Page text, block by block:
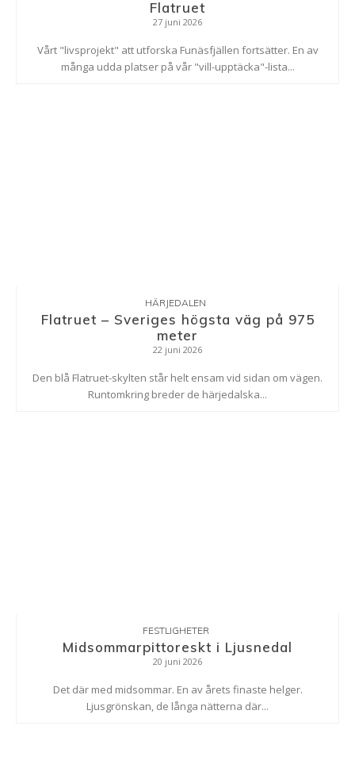
Flatruet
27 juni 2026
Vårt "livsprojekt" att utforska Funäsfjällen fortsätter. En av
många udda platser på vår "vill-upptäcka"-lista...
HÄRJEDALEN
Flatruet – Sveriges högsta väg på 975
meter
22 juni 2026
Den blå Flatruet-skylten står helt ensam vid sidan om vägen.
Runtomkring breder de härjedalska...
FESTLIGHETER
Midsommarpittoreskt i Ljusnedal
20 juni 2026
Det där med midsommar. En av årets finaste helger.
Ljusgrönskan, de långa nätterna där...